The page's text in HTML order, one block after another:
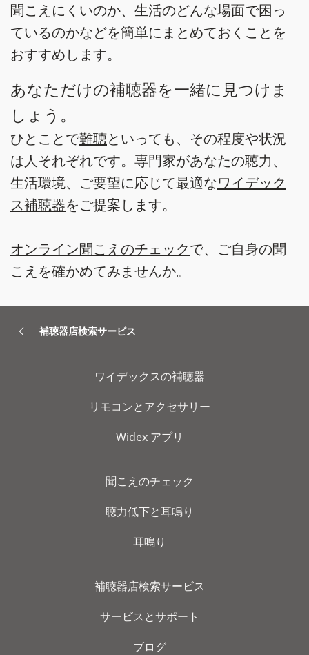
聞こえにくいのか、生活のどんな場面で困っ
ているのかなどを簡単にまとめておくことを
おすすめします。
あなただけの補聴器を一緒に見つけま
しょう。
ひとことで難聴といっても、その程度や状況
は人それぞれです。専門家があなたの聴力、
生活環境、ご要望に応じて最適なワイデック
ス補聴器をご提案します。
オンライン聞こえのチェックで、ご自身の聞
こえを確かめてみませんか。
補聴器店検索サービス
ワイデックスの補聴器
リモコンとアクセサリー
Widex アプリ
聞こえのチェック
聴力低下と耳鳴り
耳鳴り
補聴器店検索サービス
サービスとサポート
ブログ